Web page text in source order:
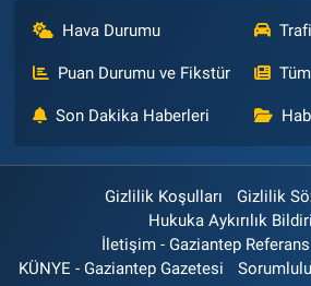
Hava Durumu
Puan Durumu ve Fikstür
Son Dakika Haberleri
Gizlilik Koşulları
Gizlilik
Hukuka Aykırılık
İletişim - Gaziantep
KÜNYE - Gaziantep Gazetesi